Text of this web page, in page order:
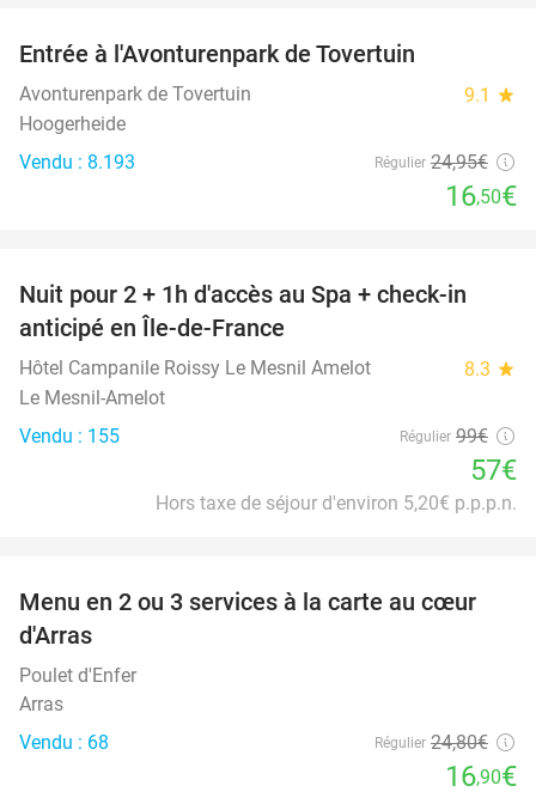
Entrée à l'Avonturenpark de Tovertuin
Avonturenpark de Tovertuin 9.1 star
Hoogerheide
Vendu : 8.193
Régulier 24,95€
16,50€
42%
Nuit pour 2 + 1h d'accès au Spa + check-in
anticipé en Île-de-France
Hôtel Campanile Roissy Le Mesnil Amelot 8.3 star
Le Mesnil-Amelot
Vendu : 155
Régulier 99€
57€
Hors taxe de séjour d'environ 5,20€ p.p.p.n.
32%
Menu en 2 ou 3 services à la carte au cœur
d'Arras
Poulet d'Enfer
Arras
Vendu : 68
Régulier 24,80€
16,90€